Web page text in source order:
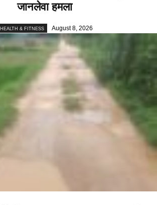
जानलेवा हमला
HEALTH & FITNESS August 8, 2026